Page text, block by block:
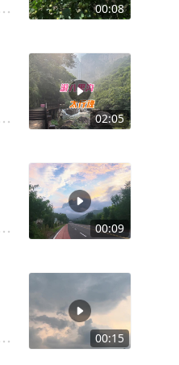
00:08
02:05
00:09
00:15